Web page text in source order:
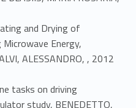
and Drying of
Energy,
ALESSANDRO, , 2012
tasks on driving
study, BENEDETTO,